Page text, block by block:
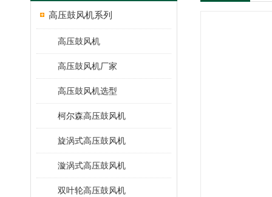
高压鼓风机系列
高压鼓风机
高压鼓风机厂家
高压鼓风机选型
柯尔森高压鼓风机
旋涡式高压鼓风机
漩涡式高压鼓风机
双叶轮高压鼓风机